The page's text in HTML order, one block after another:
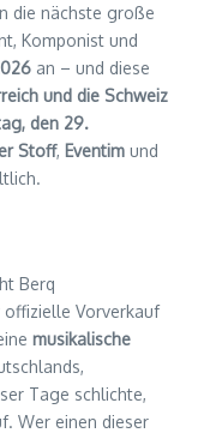
die nächste große
Komponist und
an – und diese
und die Schweiz
den 29.
Stoff, Eventim und
Berq
Vorverkauf
musikalische
Tage schlichte,
Wer einen dieser